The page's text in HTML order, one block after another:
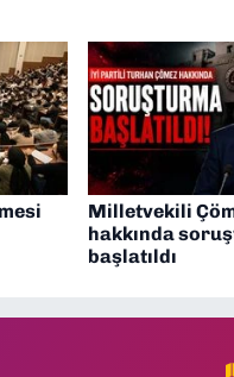
Milletvekili
hakkında
başlatıldı